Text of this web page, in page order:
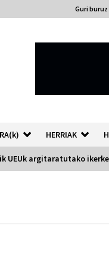
Guri buruz
HERRIAK
UEUk argitaratutako